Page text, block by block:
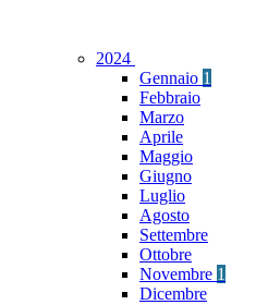
2024
Gennaio 1
Febbraio
Marzo
Aprile
Maggio
Giugno
Luglio
Agosto
Settembre
Ottobre
Novembre 1
Dicembre